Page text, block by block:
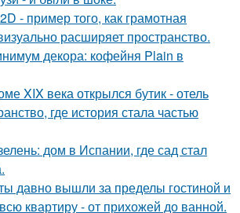
- пример того, как грамотная
расширяет пространство.
декора: кофейня Plain в
XIX века открылся бутик - отель
где история стала частью
дом в Испании, где сад стал
давно вышли за пределы гостиной и
квартиру - от прихожей до ванной.